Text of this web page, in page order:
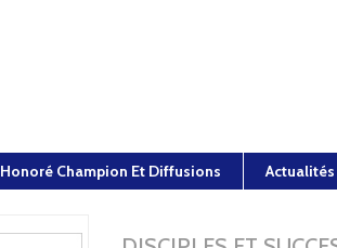
Honoré Champion Et Diffusions Actualités